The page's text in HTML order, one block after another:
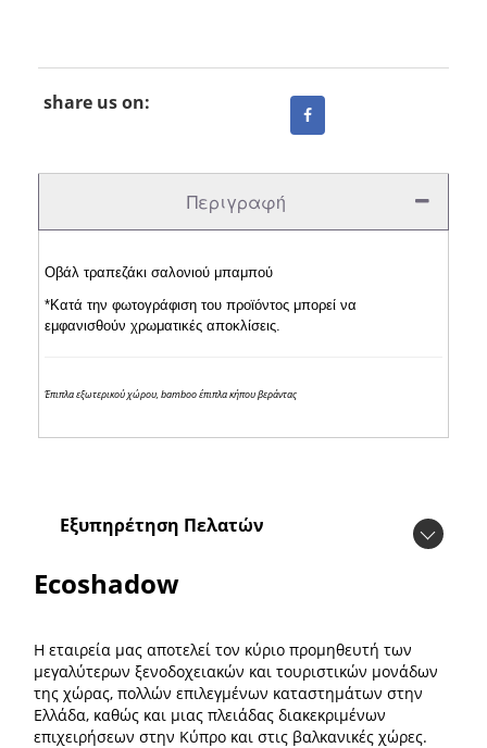
share us on:
Περιγραφή
Οβάλ τραπεζάκι σαλονιού μπαμπού
*Κατά την φωτογράφιση του προϊόντος μπορεί να
εμφανισθούν χρωματικές αποκλίσεις.
Έπιπλα εξωτερικού χώρου, bamboo έπιπλα κήπου βεράντας
Εξυπηρέτηση Πελατών
Ecoshadow
Η εταιρεία μας αποτελεί τον κύριο προμηθευτή των
μεγαλύτερων ξενοδοχειακών και τουριστικών μονάδων
της χώρας, πολλών επιλεγμένων καταστημάτων στην
Ελλάδα, καθώς και μιας πλειάδας διακεκριμένων
επιχειρήσεων στην Κύπρο και στις βαλκανικές χώρες.